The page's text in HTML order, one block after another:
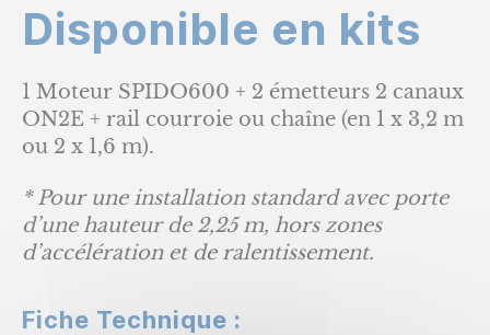
Disponible en kits
1 Moteur SPIDO600 + 2 émetteurs 2 canaux
ON2E + rail courroie ou chaîne (en 1 x 3,2 m
ou 2 x 1,6 m).
* Pour une installation standard avec porte
d’une hauteur de 2,25 m, hors zones
d’accélération et de ralentissement.
Fiche Technique :